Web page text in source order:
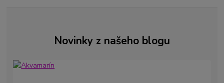
Novinky z našeho blogu